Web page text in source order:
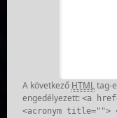
A következő HTMLtag-
engedélyezett: <a
<acronym title="">